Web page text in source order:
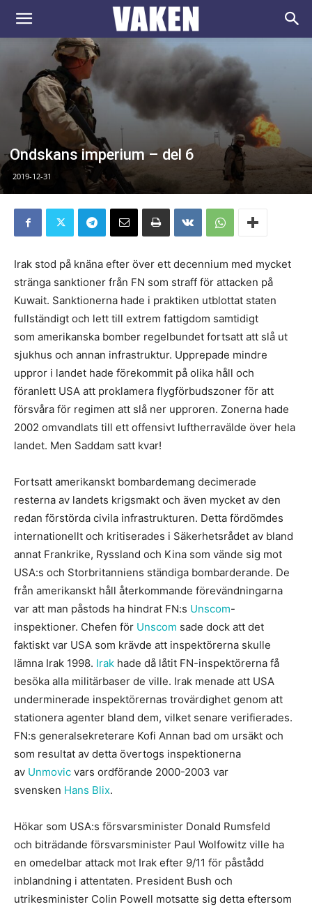
VAKEN.se
Ondskans imperium – del 6
2019-12-31
Irak stod på knäna efter över ett decennium med mycket
stränga sanktioner från FN som straff för attacken på
Kuwait. Sanktionerna hade i praktiken utblottat staten
fullständigt och lett till extrem fattigdom samtidigt
som amerikanska bomber regelbundet fortsatt att slå ut
sjukhus och annan infrastruktur. Upprepade mindre
uppror i landet hade förekommit på olika håll och
föranlett USA att proklamera flygförbudszoner för att
försvåra för regimen att slå ner upproren. Zonerna hade
2002 omvandlats till ett offensivt luftherravälde över hela
landet. Men Saddam satt kvar!
Fortsatt amerikanskt bombardemang decimerade
resterna av landets krigsmakt och även mycket av den
redan förstörda civila infrastrukturen. Detta fördömdes
internationellt och kritiserades i Säkerhetsrådet av bland
annat Frankrike, Ryssland och Kina som vände sig mot
USA:s och Storbritanniens ständiga bombarderande. De
från amerikanskt håll återkommande förevändningarna
var att man påstods ha hindrat FN:s Unscom-
inspektioner. Chefen för Unscom sade dock att det
faktiskt var USA som krävde att inspektörerna skulle
lämna Irak 1998. Irak hade då låtit FN-inspektörerna få
besöka alla militärbaser de ville. Irak menade att USA
underminerade inspektörernas trovärdighet genom att
stationera agenter bland dem, vilket senare verifierades.
FN:s generalsekreterare Kofi Annan bad om ursäkt och
som resultat av detta övertogs inspektionerna
av Unmovic vars ordförande 2000-2003 var
svensken Hans Blix.
Hökar som USA:s försvarsminister Donald Rumsfeld
och biträdande försvarsminister Paul Wolfowitz ville ha
en omedelbar attack mot Irak efter 9/11 för påstådd
inblandning i attentaten. President Bush och
utrikesminister Colin Powell motsatte sig detta eftersom